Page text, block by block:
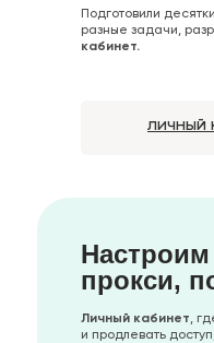
Подготовили
разные задачи,
кабинет.
прокси,
Личный кабинет,
и продлевать
личный